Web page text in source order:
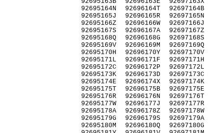
92695164N
92695165J
92695166Z
92695167S
92695168Q
92695169V
92695170H
92695171L
92695172C
92695173K
92695174E
92695175T
92695176R
92695177W
92695178A
92695179G
92695180M
92696164T
92696165R
92696166W
92696167A
92696168G
92696169M
92696170Y
92696171F
92696172P
92696173D
92696174X
92696175B
92696176N
92696177J
92696178Z
92696179S
92696180Q
92697164B
92697165N
92697166J
92697167Z
92697168S
92697169Q
92697170V
92697171H
92697172L
92697173C
92697174K
92697175E
92697176T
92697177R
92697178W
92697179A
92697180G